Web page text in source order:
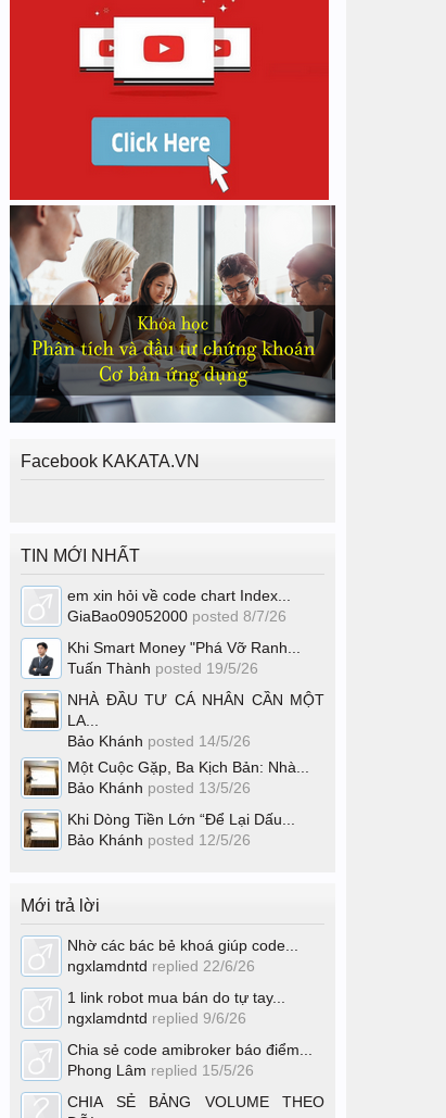
Facebook KAKATA.VN
TIN MỚI NHẤT
em xin hỏi về code chart Index...
GiaBao09052000 posted 8/7/26
Khi Smart Money "Phá Vỡ Ranh...
Tuấn Thành posted 19/5/26
NHÀ ĐẦU TƯ CÁ NHÂN CẦN MỘT
LA...
Bảo Khánh posted 14/5/26
Một Cuộc Gặp, Ba Kịch Bản: Nhà...
Bảo Khánh posted 13/5/26
Khi Dòng Tiền Lớn “Để Lại Dấu...
Bảo Khánh posted 12/5/26
Mới trả lời
Nhờ các bác bẻ khoá giúp code...
ngxlamdntd replied 22/6/26
1 link robot mua bán do tự tay...
ngxlamdntd replied 9/6/26
Chia sẻ code amibroker báo điểm...
Phong Lâm replied 15/5/26
CHIA SẺ BẢNG VOLUME THEO